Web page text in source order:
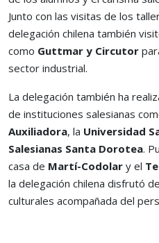
Junto con las visitas de los
delegación chilena también
como Guttmar y Circutor
sector industrial.
La delegación también ha
de instituciones salesianas
Auxiliadora, la Universidad
Salesianas Santa Dorotea.
casa de Martí-Codolar y el
la delegación chilena disfrutó
culturales acompañada del